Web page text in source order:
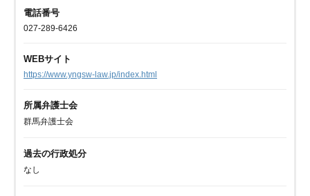
電話番号
027-289-6426
WEBサイト
https://www.yngsw-law.jp/index.html
所属弁護士会
群馬弁護士会
過去の行政処分
なし